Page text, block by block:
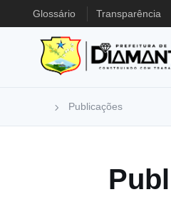
Glossário Transparência
Publicações